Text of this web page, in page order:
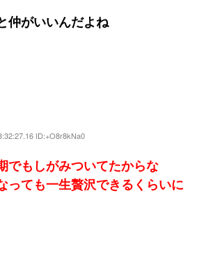
仲がいいんだよね
ID:+O8r8kNa0
でもしがみついてたからな
っても一生贅沢できるくらいに